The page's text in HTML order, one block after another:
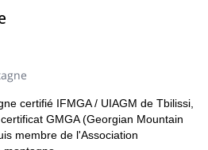
certifié IFMGA / UIAGM de Tbilissi,
GMGA (Georgian Mountain
membre de l'Association